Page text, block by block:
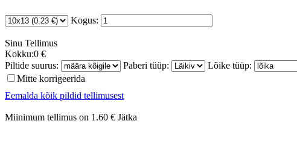
Kogus:
Sinu Tellimus
Kokku:0 €
Piltide suurus:
Paberi tüüp: Lõike tüüp:
Mitte korrigeerida
Eemalda kõik pildid tellimusest
Miinimum tellimus on 1.60 € Jätka